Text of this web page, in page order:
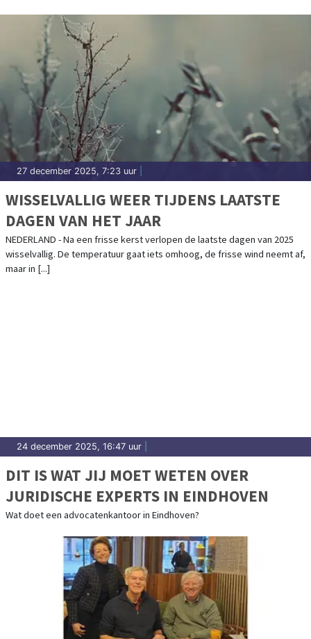
27 december 2025, 7:23 uur
WISSELVALLIG WEER TIJDENS LAATSTE
DAGEN VAN HET JAAR
NEDERLAND - Na een frisse kerst verlopen de laatste dagen van 2025
wisselvallig. De temperatuur gaat iets omhoog, de frisse wind neemt af,
maar in [...]
24 december 2025, 16:47 uur
DIT IS WAT JIJ MOET WETEN OVER
JURIDISCHE EXPERTS IN EINDHOVEN
Wat doet een advocatenkantoor in Eindhoven?